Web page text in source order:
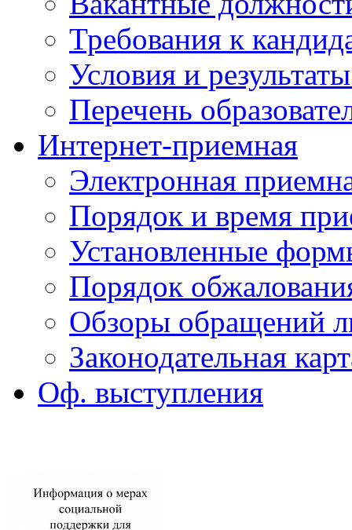
Требования к
Условия и
Перечень
Интернет-приемная
Электронная
Порядок и время
Установленные
Порядок
Обзоры обращений
Законодательная
Оф. выступления